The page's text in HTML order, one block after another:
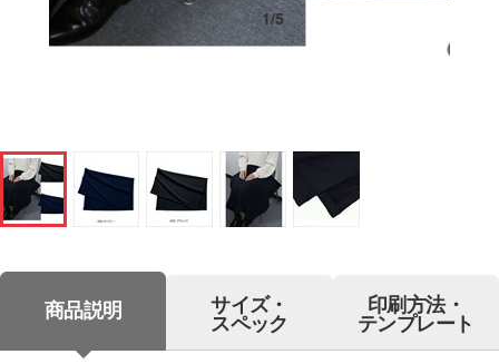
1/5
商品説明 サイズ・
スペック
印刷方法・
テンプレート